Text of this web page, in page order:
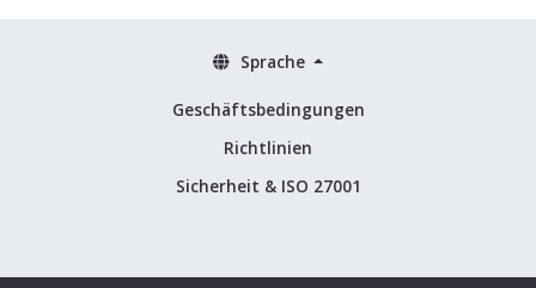
Geschäftsbedingungen
Richtlinien
Sicherheit & ISO 27001
Sprache